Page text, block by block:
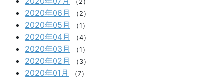
（2）
2020年06月 （2）
2020年05月 （1）
2020年04月 （4）
2020年03月 （1）
2020年02月 （3）
2020年01月 （7）